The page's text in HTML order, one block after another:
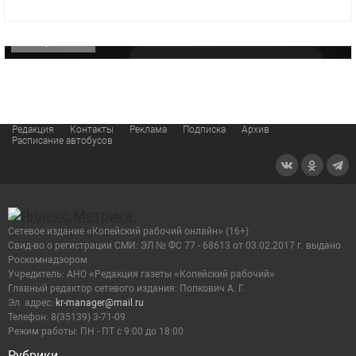
Редакция Контакты Реклама Подписка
Архив
Расписание автобусов
Сетевое издание «Копейский рабочий онлайн» (16+)
Cвид-во о регистрации СМИ: ЭЛ № ФС 77 - 68613 от 03.02.2017 г. выдано
Роскомнадзором
Учредитель: АНО «Редакция газеты «Копейский рабочий»
Главный редактор сетевого издания: Попкович А. Г.
Эл. адрес: kr-manager@mail.ru
Телефон: 8(35139) 3-71-09
Режим работы: ПН - ПТ с 9:00 до 18:00